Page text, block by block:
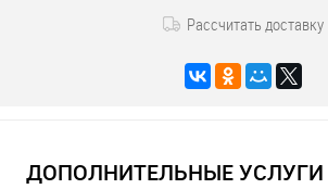
Рассчитать доставку
ДОПОЛНИТЕЛЬНЫЕ УСЛУГИ